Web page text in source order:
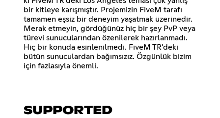
bir kitleye karışmıştır. Projemizin FiveM tarafı
tamamen eşsiz bir deneyim yaşatmak üzerinedir.
Merak etmeyin, gördüğünüz hiç bir şey PvP veya
türevi sunucularından özenilerek hazırlanmadı.
Hiç bir konuda esinlenilmedi. FiveM TR'deki
bütün sunuculardan bağımsızız. Özgünlük bizim
için fazlasıyla önemli.
SUPPORTED